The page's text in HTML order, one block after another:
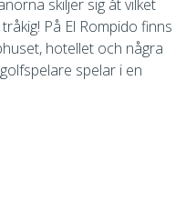
skiljer sig åt vilket
På El Rompido finns
hotellet och några
spelar i en